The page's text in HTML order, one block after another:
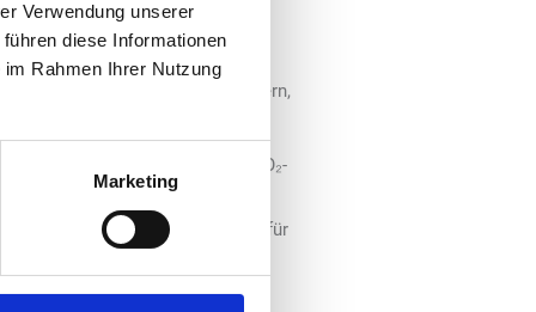
Verwendung unserer
diese Informationen
Rahmen Ihrer Nutzung
Marketing
Zweifel, ob die Vorgaben zum
Richtlinie erreicht werden
Dadurch bot es Verbrauchern,
der Umstieg auf CO₂-
ab 2029 wenig
ist dass die Quote nur für